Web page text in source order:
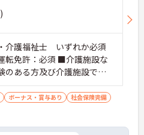
介護福祉士 いずれか必須
転免許：必須 ■介護施設な
のある方及び介護施設での
方
ボーナス・賞与あり
社会保険完備